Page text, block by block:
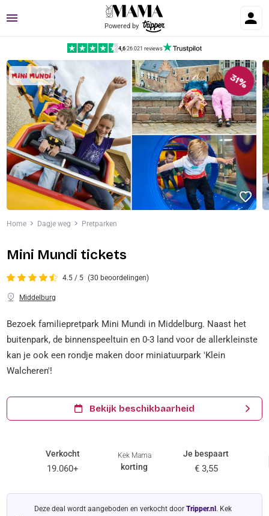
Menu
Powered by
4,6|26.021 reviews
31%
Home Dagje weg Pretparken
Mini Mundi tickets
4.5 / 5 (30 beoordelingen)
Middelburg
Bezoek familiepretpark Mini Mundi in Middelburg. Naast het
buitenpark, de binnenspeeltuin en 0-3 land voor de allerkleinste
kan je ook een rondje maken door miniatuurpark 'Klein
Walcheren'!
Bekijk beschikbaarheid
Verkocht
19.060+
Kek Mama
korting
Je bespaart
€ 3,55
Deze deal wordt aangeboden en verkocht doorTripper.nl. Kek